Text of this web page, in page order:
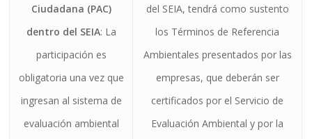
Ciudadana (PAC)
dentro del SEIA: La
participación es
obligatoria una vez que
ingresan al sistema de
evaluación ambiental
del SEIA, tendrá como sustento
los Términos de Referencia
Ambientales presentados por las
empresas, que deberán ser
certificados por el Servicio de
Evaluación Ambiental y por la